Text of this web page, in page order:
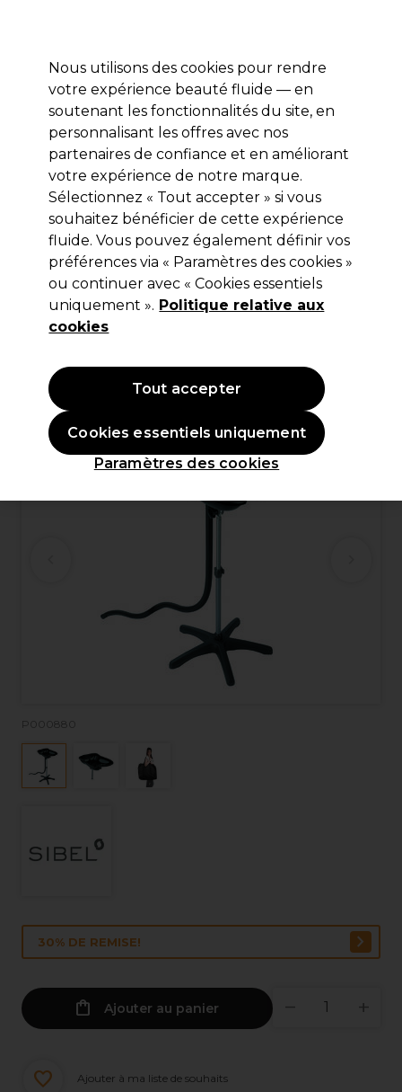
Se connecter
Marques Bons plans Coiffure Electro et Matériel
Livraison et délais
lire la suite
Sibel
Sibel Bassin de Lavage Compacte
Portable
(5)
111,96 €159,95 €
P000880
30% DE REMISE!
Ajouter au panier
Ajouter à ma liste de souhaits
Nous utilisons des cookies pour rendre
votre expérience beauté fluide — en
soutenant les fonctionnalités du site, en
personnalisant les offres avec nos
partenaires de confiance et en améliorant
votre expérience de notre marque.
Sélectionnez « Tout accepter » si vous
souhaitez bénéficier de cette expérience
fluide. Vous pouvez également définir vos
préférences via « Paramètres des cookies »
ou continuer avec « Cookies essentiels
uniquement ». Politique relative aux
cookies
Paramètres des cookies
Cookies essentiels uniquement
Tout accepter